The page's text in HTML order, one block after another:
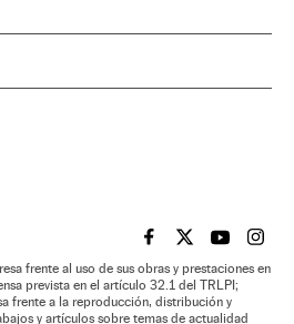
EL PAÍS BRASIL EN
EL PAÍSEL PAÍS
EL
frente al uso de sus obras y prestaciones en
prevista en el artículo 32.1 del TRLPI;
frente a la reproducción, distribución y
y artículos sobre temas de actualidad